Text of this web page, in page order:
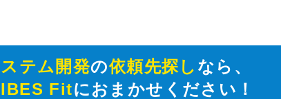
テム開発の依頼先探し なら、
Fitにおまかせください！